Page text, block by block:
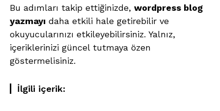
Bu adımları takip ettiğinizde, wordpress blog
yazmayı daha etkili hale getirebilir ve
okuyucularınızı etkileyebilirsiniz. Yalnız,
içeriklerinizi güncel tutmaya özen
göstermelisiniz.
İlgili içerik: